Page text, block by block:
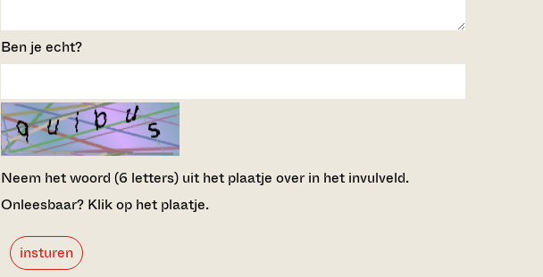
Ben je echt?
Neem het woord (6 letters) uit het plaatje over in het invulveld.
Onleesbaar? Klik op het plaatje.
insturen